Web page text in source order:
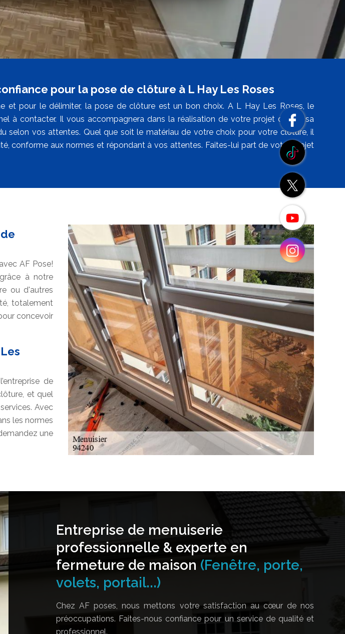
pour la pose de clôture à L Hay Les Roses
et pour le délimiter, la pose de clôture est un bon choix. A L Hay Les Roses, le
à contacter. Il vous accompagnera dans la réalisation de votre projet depuis sa
selon vos attentes. Quel que soit le matériau de votre choix pour votre clôture, il
conforme aux normes et répondant à vos attentes. Faites-lui part de votre projet
AF Pose!
à notre
ou d'autres
totalement
concevoir
de
et quel
Avec
les normes
une
Entreprise de menuiserie
professionnelle & experte en
fermeture de maison (Fenêtre, porte,
volets, portail...)
Chez AF poses, nous mettons votre satisfaction au cœur de nos
préoccupations. Faites-nous confiance pour un service de qualité et
professionnel.